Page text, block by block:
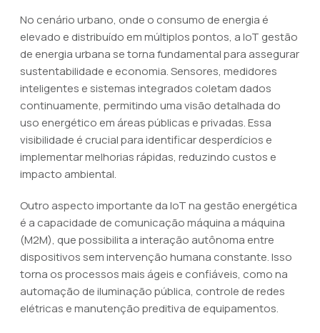
No cenário urbano, onde o consumo de energia é
elevado e distribuído em múltiplos pontos, a IoT gestão
de energia urbana se torna fundamental para assegurar
sustentabilidade e economia. Sensores, medidores
inteligentes e sistemas integrados coletam dados
continuamente, permitindo uma visão detalhada do
uso energético em áreas públicas e privadas. Essa
visibilidade é crucial para identificar desperdícios e
implementar melhorias rápidas, reduzindo custos e
impacto ambiental.
Outro aspecto importante da IoT na gestão energética
é a capacidade de comunicação máquina a máquina
(M2M), que possibilita a interação autônoma entre
dispositivos sem intervenção humana constante. Isso
torna os processos mais ágeis e confiáveis, como na
automação de iluminação pública, controle de redes
elétricas e manutenção preditiva de equipamentos.